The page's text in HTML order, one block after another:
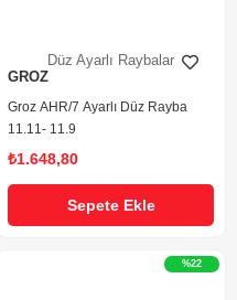
Düz Ayarlı Raybalar
GROZ
Groz AHR/7 Ayarlı Düz Rayba
11.11- 11.9
₺1.648,80
Sepete Ekle
%22